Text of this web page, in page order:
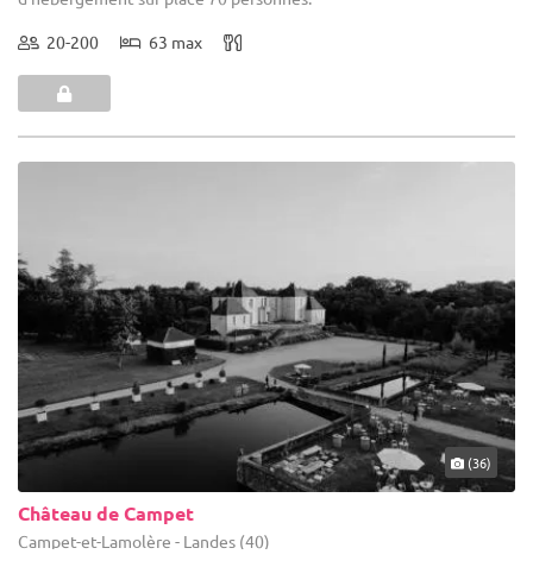
20-200 63 max
(36)
Château de Campet
Campet-et-Lamolère - Landes (40)